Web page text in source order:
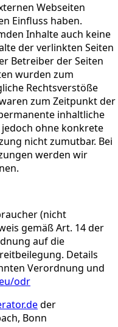
Webseiten
Einfluss haben.
Inhalte auch keine
der verlinkten Seiten
Betreiber der Seiten
wurden zum
Rechtsverstöße
zum Zeitpunkt der
inhaltliche
ohne konkrete
nicht zumutbar. Bei
werden wir
(nicht
gemäß Art. 14 der
auf die
Details
Verordnung und
odr
der
Bonn